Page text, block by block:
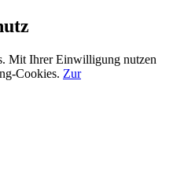
Mit Ihrer Einwilligung nutzen
Cookies. Zur